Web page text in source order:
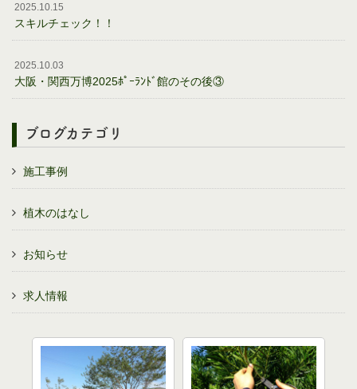
2025.10.15
スキルチェック！！
2025.10.03
大阪・関西万博2025ﾎﾟｰﾗﾝﾄﾞ館のその後③
ブログカテゴリ
施工事例
植木のはなし
お知らせ
求人情報